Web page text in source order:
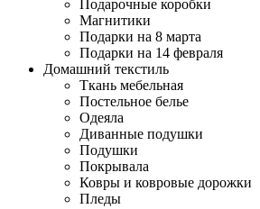
Подарочные коробки
Магнитики
Подарки на 8 марта
Подарки на 14 февраля
Домашний текстиль
Ткань мебельная
Постельное белье
Одеяла
Диванные подушки
Подушки
Покрывала
Ковры и ковровые дорожки
Пледы